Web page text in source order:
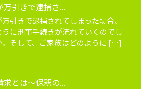
万引きで逮捕さ...
引きで逮捕されてしまった場合、
うに刑事手続きが流れていくのでし
。そして、ご家族はどのように […]
求とは～保釈の...